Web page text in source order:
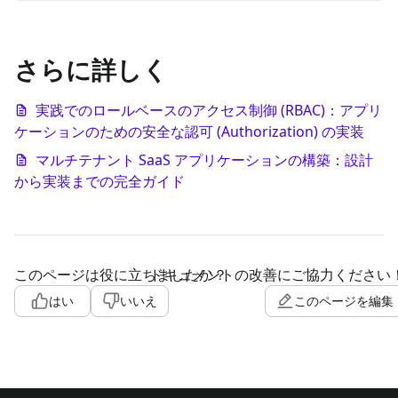
さらに詳しく
実践でのロールベースのアクセス制御 (RBAC)：アプリ
ケーションのための安全な認可 (Authorization) の実装
マルチテナント SaaS アプリケーションの構築：設計
から実装までの完全ガイド
このページは役に立ちましたか？
はい いいえ
ドキュメントの改善にご協力ください
このページを編集